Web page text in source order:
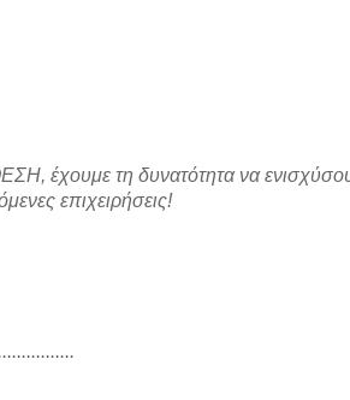
έχουμε τη δυνατότητα να
επιχειρήσεις!